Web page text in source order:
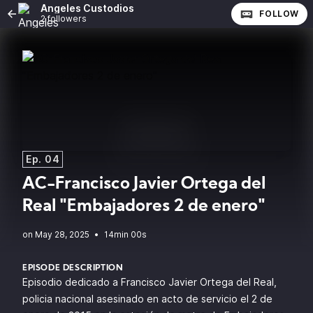
Angeles Custodios
2 followers FOLLOW
Ep. 04
AC-Francisco Javier Ortega del
Real "Embajadores 2 de enero"
• 14min 00s
EPISODE DESCRIPTION
Episodio dedicado a Francisco Javier Ortega del Real,
policia nacional asesinado en acto de servicio el 2 de